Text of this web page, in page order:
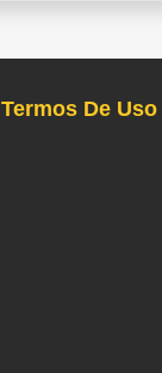
Termos De Uso